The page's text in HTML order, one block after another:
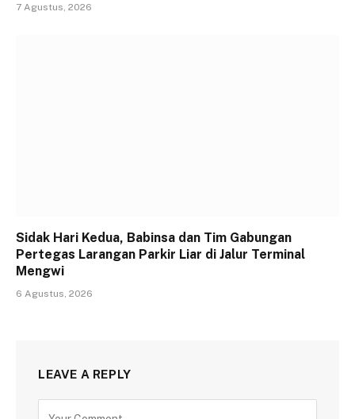
7 Agustus, 2026
Sidak Hari Kedua, Babinsa dan Tim Gabungan
Pertegas Larangan Parkir Liar di Jalur Terminal
Mengwi
6 Agustus, 2026
LEAVE A REPLY